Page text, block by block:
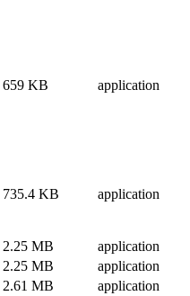
659 KB application
735.4 KB application
2.25 MB
application
2.25 MB
application
2.61 MB application